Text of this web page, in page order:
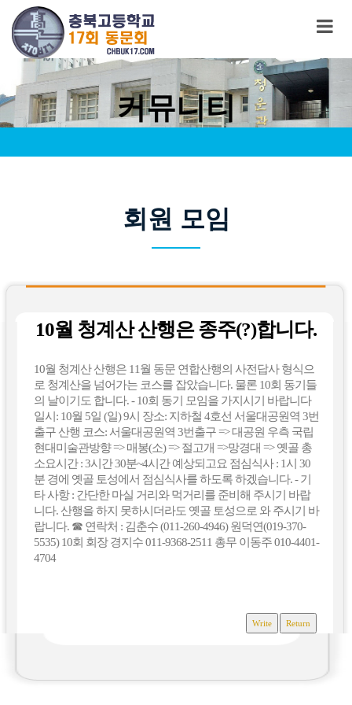
커뮤니티
회원 모임
10월 청계산 산행은 종주(?)합니다.
10월 청계산 산행은 11월 동문 연합산행의 사전답사 형식으
로 청계산을 넘어가는 코스를 잡았습니다. 물론 10회 동기들
의 날이기도 합니다. - 10회 동기 모임을 가지시기 바랍니다
일시: 10월 5일 (일) 9시 장소: 지하철 4호선 서울대공원역 3번
출구 산행 코스: 서울대공원역 3번출구 => 대공원 우측 국립
현대미술관방향 => 매봉(소) => 절고개 =>망경대 => 옛골 총
소요시간 : 3시간 30분~4시간 예상되고요 점심식사 : 1시 30
분 경에 옛골 토성에서 점심식사를 하도록 하겠습니다. - 기
타 사항 : 간단한 마실 거리와 먹거리를 준비해 주시기 바랍
니다. 산행을 하지 못하시더라도 옛골 토성으로 와 주시기 바
랍니다. ☎ 연락처 : 김춘수 (011-260-4946) 원덕연(019-370-
5535) 10회 회장 경지수 011-9368-2511 총무 이동주 010-4401-
4704